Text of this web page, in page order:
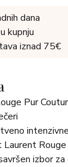
dana
kupnju
iznad 75€
Pur
Laurent
izbor